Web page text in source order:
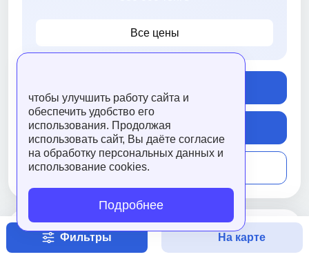
Фильтры На карте
Все цены
Сравнить
Подробнее
чтобы улучшить работу сайта и
обеспечить удобство его
использования. Продолжая
использовать сайт, Вы даёте согласие
на обработку персональных данных и
использование cookies.
Подробнее